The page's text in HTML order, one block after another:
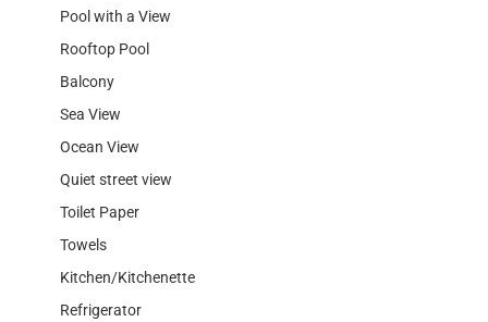
Pool with a View
Rooftop Pool
Balcony
Sea View
Ocean View
Quiet street view
Toilet Paper
Towels
Kitchen/Kitchenette
Refrigerator